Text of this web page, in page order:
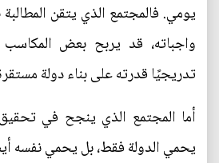
يومي. فالمجتمع الذي يتقن
واجباته، قد يربح بعض المكاسب
تدريجيًا قدرته على بناء دولة
أما المجتمع الذي ينجح في تحقيق
يحمي الدولة فقط، بل يحمي نفسه